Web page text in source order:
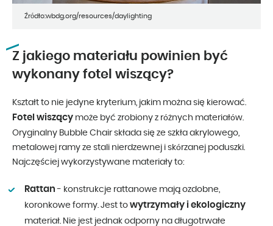
Źródło:wbdg.org/resources/daylighting
Z jakiego materiału powinien być
wykonany fotel wiszący?
Kształt to nie jedyne kryterium, jakim można się kierować.
Fotel wiszący może być zrobiony z różnych materiałów.
Oryginalny Bubble Chair składa się ze szkła akrylowego,
metalowej ramy ze stali nierdzewnej i skórzanej poduszki.
Najczęściej wykorzystywane materiały to:
Rattan - konstrukcje rattanowe mają ozdobne,
koronkowe formy. Jest to wytrzymały i ekologiczny
materiał. Nie jest jednak odporny na długotrwałe